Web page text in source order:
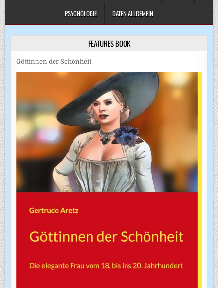
PSYCHOLOGIE DATEN ALLGEMEIN
FEATURES BOOK
Göttinnen der Schönheit